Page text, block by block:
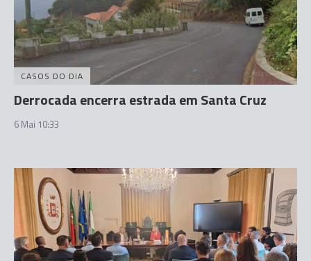
CASOS DO DIA
Derrocada encerra estrada em Santa Cruz
6 Mai 10:33